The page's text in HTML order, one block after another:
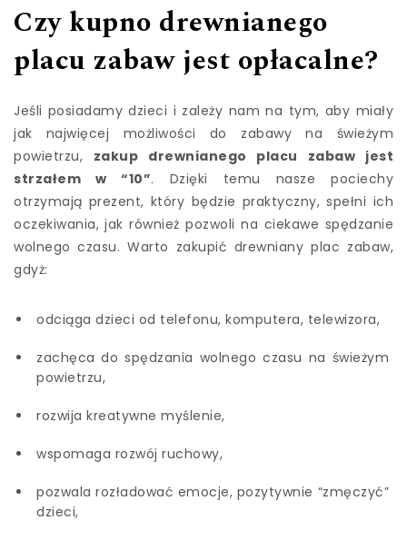
Czy kupno drewnianego
placu zabaw jest opłacalne?
Jeśli posiadamy dzieci i zależy nam na tym, aby miały
jak najwięcej możliwości do zabawy na świeżym
powietrzu, zakup drewnianego placu zabaw jest
strzałem w “10”. Dzięki temu nasze pociechy
otrzymają prezent, który będzie praktyczny, spełni ich
oczekiwania, jak również pozwoli na ciekawe spędzanie
wolnego czasu. Warto zakupić drewniany plac zabaw,
gdyż:
odciąga dzieci od telefonu, komputera, telewizora,
zachęca do spędzania wolnego czasu na świeżym
powietrzu,
rozwija kreatywne myślenie,
wspomaga rozwój ruchowy,
pozwala rozładować emocje, pozytywnie “zmęczyć”
dzieci,